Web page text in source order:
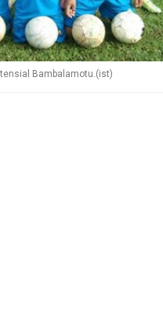
Bambalamotu.(ist)